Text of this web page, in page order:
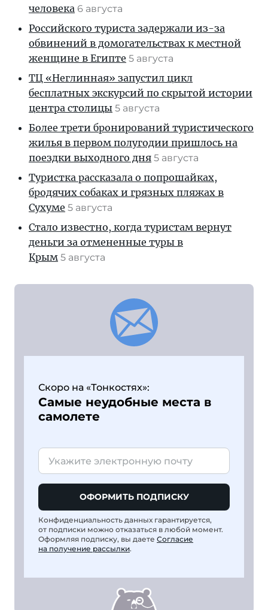
человека 6 августа
Российского туриста задержали из-за
обвинений в домогательствах к местной
женщине в Египте 5 августа
ТЦ «Неглинная» запустил цикл
бесплатных экскурсий по скрытой истории
центра столицы 5 августа
Более трети бронирований туристического
жилья в первом полугодии пришлось на
поездки выходного дня 5 августа
Туристка рассказала о попрошайках,
бродячих собаках и грязных пляжах в
Сухуме 5 августа
Стало известно, когда туристам вернут
деньги за отмененные туры в
Крым 5 августа
Скоро на «Тонкостях»:
Самые неудобные места в
самолете
ОФОРМИТЬ ПОДПИСКУ
Конфиденциальность данных гарантируется,
от подписки можно отказаться в любой момент.
Оформляя подписку, вы даете Согласие
на получение рассылки.